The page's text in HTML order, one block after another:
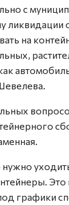
с
ликвидации
на
графики